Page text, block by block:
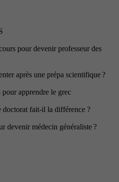
pour devenir professeur des
après une prépa scientifique ?
apprendre le grec
doctorat fait-il la différence ?
devenir médecin généraliste ?